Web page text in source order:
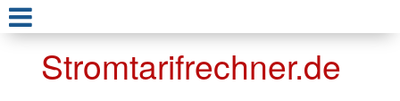
Stromtarifrechner.de